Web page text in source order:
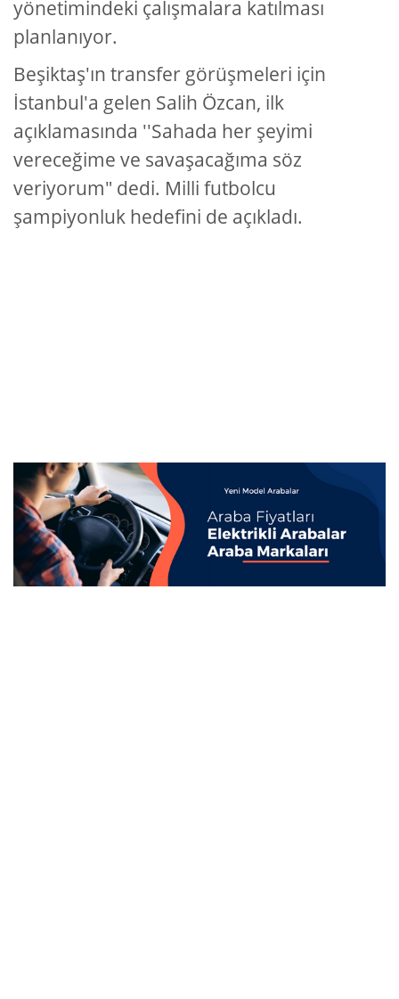
yönetimindeki çalışmalara katılması
planlanıyor.
Beşiktaş'ın transfer görüşmeleri için
İstanbul'a gelen Salih Özcan, ilk
açıklamasında ''Sahada her şeyimi
vereceğime ve savaşacağıma söz
veriyorum" dedi. Milli futbolcu
şampiyonluk hedefini de açıkladı.